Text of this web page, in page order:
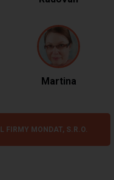
Martina
FIRMY MONDAT, S.R.O.